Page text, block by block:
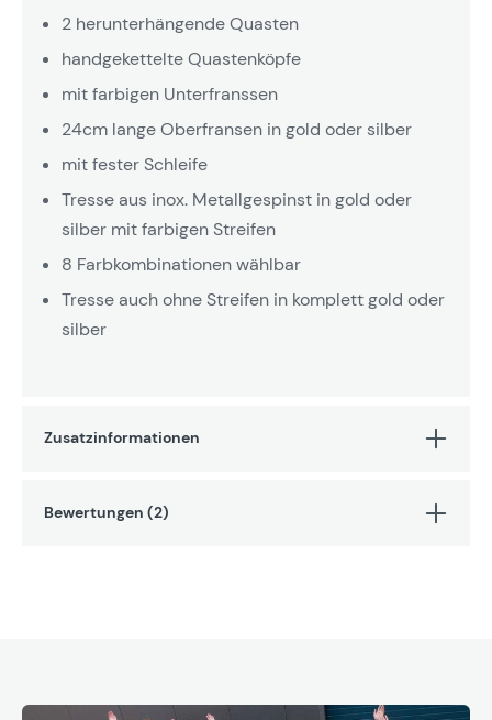
2 herunterhängende Quasten
handgekettelte Quastenköpfe
mit farbigen Unterfranssen
24cm lange Oberfransen in gold oder silber
mit fester Schleife
Tresse aus inox. Metallgespinst in gold oder
silber mit farbigen Streifen
8 Farbkombinationen wählbar
Tresse auch ohne Streifen in komplett gold oder
silber
Zusatzinformationen
Bewertungen (2)